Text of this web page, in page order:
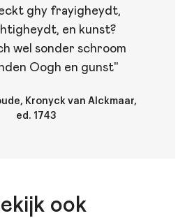
ghy frayigheydt,
en kunst?
wel sonder schroom
Oogh en gunst"
Kronyck van Alckmaar,
ed. 1743
ook